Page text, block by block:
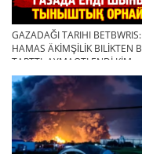
GAZADAĞI TARIHI BETBWRIS:
HAMAS ÄKİMŞİLİK BILİKTEN
TARTTI. AYMAQTI ENDİ KİM
BASQARADI?